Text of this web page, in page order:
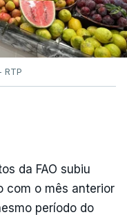
RTP
da FAO subiu
com o mês anterior
período do